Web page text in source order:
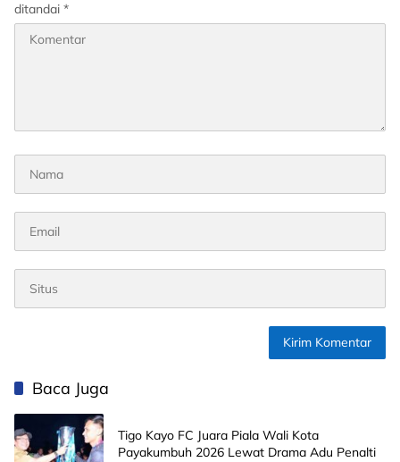
ditandai *
Baca Juga
Tigo Kayo FC Juara Piala Wali Kota
Payakumbuh 2026 Lewat Drama Adu Penalti